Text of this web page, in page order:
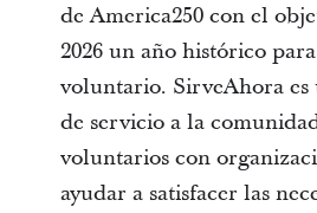
de America250 con el
2026 un año histórico
voluntario. SirveAhora
de servicio a la
voluntarios con
ayudar a satisfacer las